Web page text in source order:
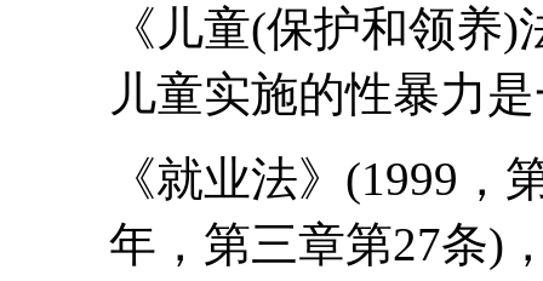
《儿童(保护和领养
儿童实施的性暴力
《就业法》(1999，
年，第三章第27条)